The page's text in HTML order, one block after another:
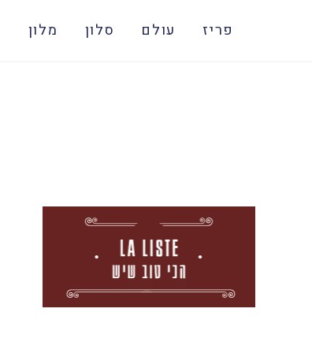
פריז עולם סלון מלון